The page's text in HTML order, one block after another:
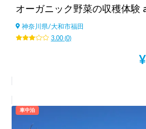
神奈川県/大和市福田
3.00(0)
¥
車中泊